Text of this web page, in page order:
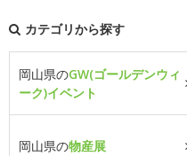
カテゴリから探す
岡山県のGW(ゴールデンウィ
ーク)イベント
岡山県の物産展